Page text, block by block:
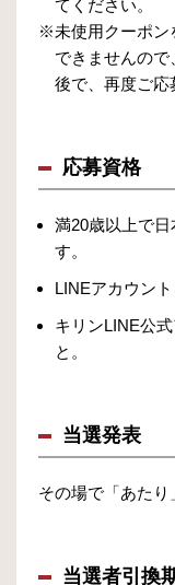
てください。
※未使用クーポン
できませんの
後で、再度ご応
応募資格
満20歳以上で
す。
LINEアカウン
キリンLINE公
と。
当選発表
その場で「あたり
当選者引換